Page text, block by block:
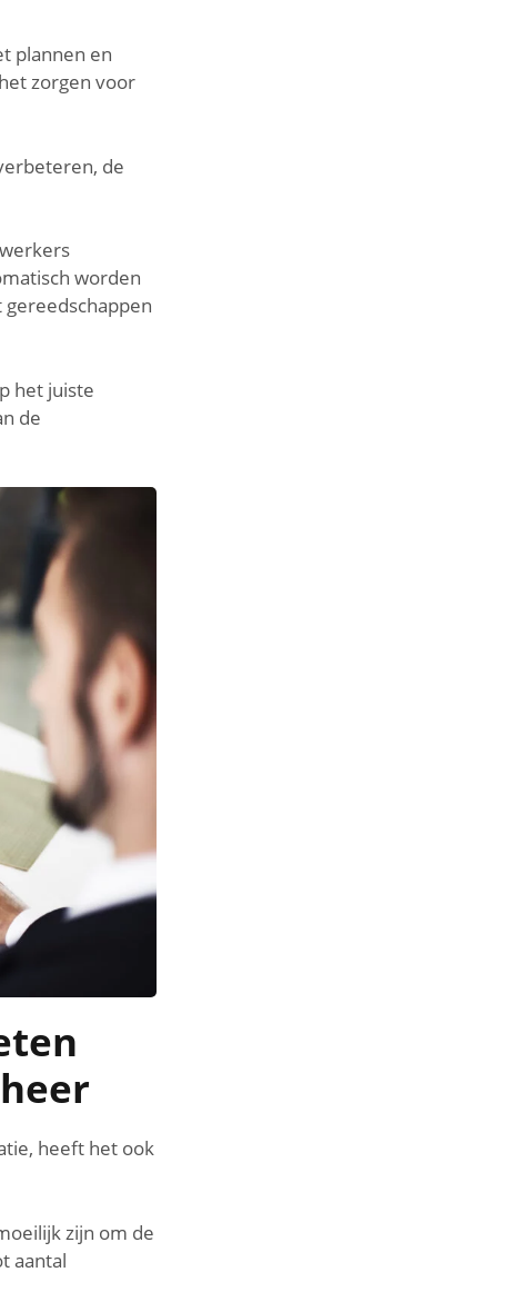
plannen en
zorgen voor
de
worden
het juiste
de
heeft het ook
zijn om de
aantal